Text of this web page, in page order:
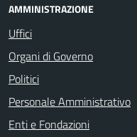
AMMINISTRAZIONE
Uffici
Organi di Governo
Politici
Personale Amministrativo
Enti e Fondazioni